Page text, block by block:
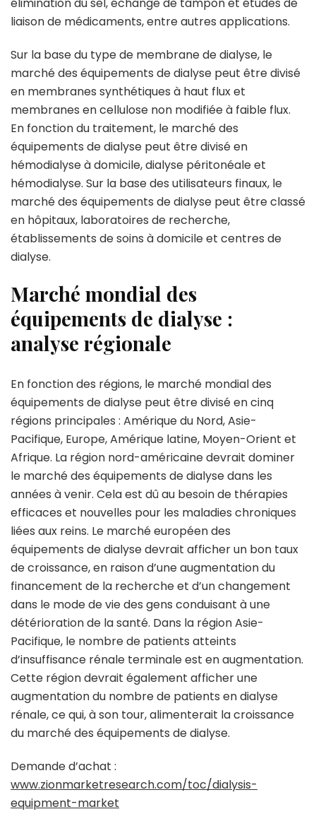
liaison de médicaments, entre autres applications.
Sur la base du type de membrane de dialyse, le
marché des équipements de dialyse peut être divisé
en membranes synthétiques à haut flux et
membranes en cellulose non modifiée à faible flux.
En fonction du traitement, le marché des
équipements de dialyse peut être divisé en
hémodialyse à domicile, dialyse péritonéale et
hémodialyse. Sur la base des utilisateurs finaux, le
marché des équipements de dialyse peut être classé
en hôpitaux, laboratoires de recherche,
établissements de soins à domicile et centres de
dialyse.
Marché mondial des
équipements de dialyse :
analyse régionale
En fonction des régions, le marché mondial des
équipements de dialyse peut être divisé en cinq
régions principales : Amérique du Nord, Asie-
Pacifique, Europe, Amérique latine, Moyen-Orient et
Afrique. La région nord-américaine devrait dominer
le marché des équipements de dialyse dans les
années à venir. Cela est dû au besoin de thérapies
efficaces et nouvelles pour les maladies chroniques
liées aux reins. Le marché européen des
équipements de dialyse devrait afficher un bon taux
de croissance, en raison d’une augmentation du
financement de la recherche et d’un changement
dans le mode de vie des gens conduisant à une
détérioration de la santé. Dans la région Asie-
Pacifique, le nombre de patients atteints
d’insuffisance rénale terminale est en augmentation.
Cette région devrait également afficher une
augmentation du nombre de patients en dialyse
rénale, ce qui, à son tour, alimenterait la croissance
du marché des équipements de dialyse.
Demande d’achat :
www.zionmarketresearch.com/toc/dialysis-
equipment-market